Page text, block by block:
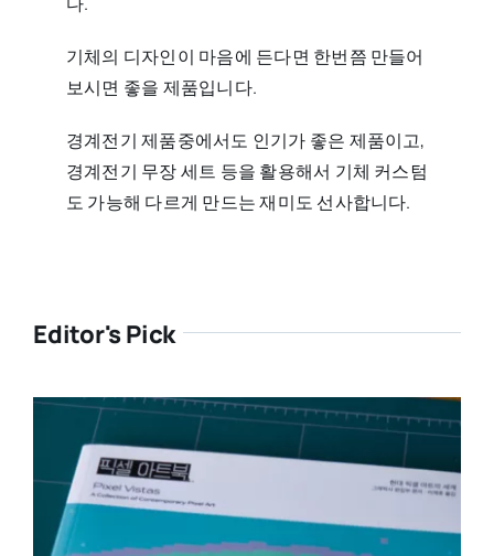
기체의 디자인이 마음에 든다면 한번쯤 만들어
보시면 좋을 제품입니다.
경계전기 제품중에서도 인기가 좋은 제품이고,
경계전기 무장 세트 등을 활용해서 기체 커스텀
도 가능해 다르게 만드는 재미도 선사합니다.
Editor's Pick